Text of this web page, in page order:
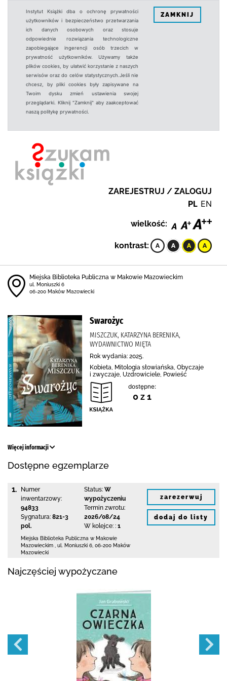
Instytut Książki dba o ochronę prywatności
użytkowników i bezpieczeństwo przetwarzania
ich danych osobowych oraz stosuje
odpowiednie rozwiązania technologiczne
zapobiegające ingerencji osób trzecich w
prywatność użytkowników. Używamy także
plików cookies, by ułatwić korzystanie z naszych
serwisów oraz do celów statystycznych.Jeśli nie
chcesz, by pliki cookies były zapisywane na
Twoim dysku zmień ustawienia swojej
przeglądarki. Kliknij "Zamknij" aby zaakceptować
naszą politykę prywatności.
ZAMKNIJ
ZAREJESTRUJ / ZALOGUJ
PL EN
wielkość:
kontrast:
Miejska Biblioteka Publiczna w Makowie Mazowieckim
ul. Moniuszki 6
06-200 Maków Mazowiecki
Swarożyc
MISZCZUK, KATARZYNA BERENIKA,
WYDAWNICTWO MIĘTA
Rok wydania: 2025.
Kobieta, Mitologia słowiańska, Obyczaje
i zwyczaje, Uzdrowiciele, Powieść
dostępne:
0 z 1
Więcej informacji
Dostępne egzemplarze
1.
Numer
inwentarzowy:
94833
Sygnatura: 821-3
pol.
Status: W
wypożyczeniu
Termin zwrotu:
2026/08/24
W kolejce: : 1
Miejska Biblioteka Publiczna w Makowie
Mazowieckim
ul. Moniuszki 6 06-200 Maków
Mazowiecki
zarezerwuj
dodaj do listy
Najczęściej wypożyczane